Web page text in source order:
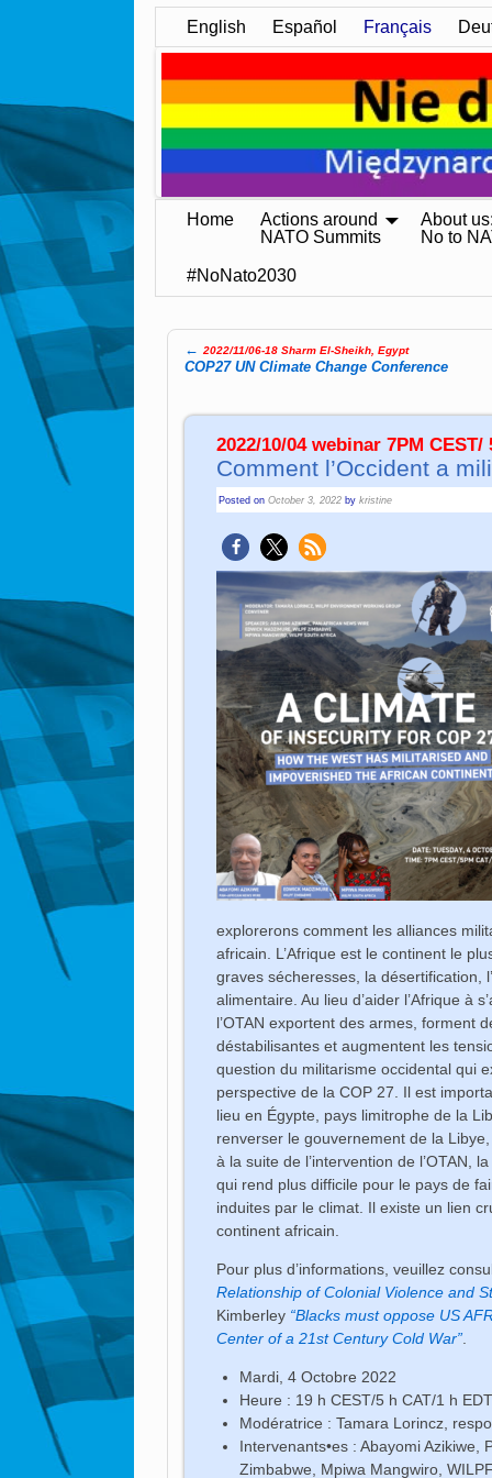
English Español Français
Home
Actions around
NATO Summits
About us:
No to
#NoNato2030
Post navigation
← 2022/11/06-18 Sharm El-Sheikh, Egypt
COP27 UN Climate Change Conference
2022/10/04 webinar 7PM CEST/
Comment l’Occident a
Posted onOctober 3, 2022 bykristine
explorerons comment les alliances
africain. L’Afrique est le continent le
graves sécheresses, la désertification,
alimentaire. Au lieu d’aider l’Afrique à
l’OTAN exportent des armes, forment
déstabilisantes et augmentent les
question du militarisme occidental qui
perspective de la COP 27. Il est
lieu en Égypte, pays limitrophe de la
renverser le gouvernement de la
à la suite de l’intervention de l’OTAN,
qui rend plus difficile pour le pays de
induites par le climat. Il existe un lien
continent africain.
Pour plus d’informations, veuillez
Relationship of Colonial Violence and
Kimberley “Blacks must oppose US
Center of a 21st Century Cold War”
Mardi, 4 Octobre 2022
Heure : 19 h CEST/5 h CAT/1 h EDT
Modératrice : Tamara Lorincz,
Intervenants•es : Abayomi
Zimbabwe, Mpiwa Mangwiro,